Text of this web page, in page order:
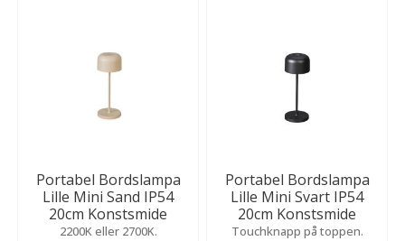
Portabel Bordslampa
Lille Mini Sand IP54
20cm Konstsmide
2200K eller 2700K.
Portabel Bordslampa
Lille Mini Svart IP54
20cm Konstsmide
Touchknapp på toppen.